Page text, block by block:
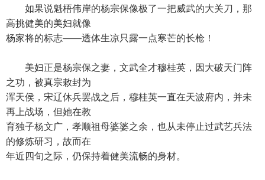
如果说魁梧伟岸的杨宗保像极了一把威武的大关刀，那
高挑健美的美妇就像
杨家将的标志——透体生凉只露一点寒芒的长枪！
美妇正是杨宗保之妻，文武全才穆桂英，因大破天门阵
之功，被真宗敕封为
浑天侯，宋辽休兵罢战之后，穆桂英一直在天波府内，并未
再上战场，但她在教
育独子杨文广，孝顺祖母婆婆之余，也从未停止过武艺兵法
的修炼研习，故而在
年近四旬之际，仍保持着健美流畅的身材。